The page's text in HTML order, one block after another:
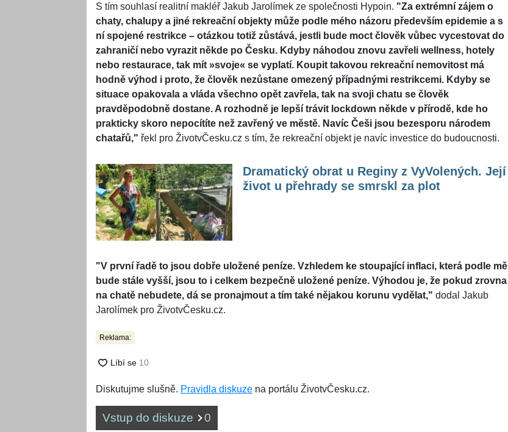
S tím souhlasí realitní makléř Jakub Jarolímek ze společnosti Hypoin. "Za extrémní zájem o
chaty, chalupy a jiné rekreační objekty může podle mého názoru především epidemie a s
ní spojené restrikce – otázkou totiž zůstává, jestli bude moct člověk vůbec vycestovat do
zahraničí nebo vyrazit někde po Česku. Kdyby náhodou znovu zavřeli wellness, hotely
nebo restaurace, tak mít »svoje« se vyplatí. Koupit takovou rekreační nemovitost má
hodně výhod i proto, že člověk nezůstane omezený případnými restrikcemi. Kdyby se
situace opakovala a vláda všechno opět zavřela, tak na svoji chatu se člověk
pravděpodobně dostane. A rozhodně je lepší trávit lockdown někde v přírodě, kde ho
prakticky skoro nepocítíte než zavřený ve městě. Navíc Češi jsou bezesporu národem
chatařů," řekl pro ŽivotvČesku.cz s tím, že rekreační objekt je navíc investice do budoucnosti.
Dramatický obrat u Reginy z VyVolených. Její
život u přehrady se smrskl za plot
"V první řadě to jsou dobře uložené peníze. Vzhledem ke stoupající inflaci, která podle mě
bude stále vyšší, jsou to i celkem bezpečně uložené peníze. Výhodou je, že pokud zrovna
na chatě nebudete, dá se pronajmout a tím také nějakou korunu vydělat," dodal Jakub
Jarolímek pro ŽivotvČesku.cz.
Reklama:
Diskutujme slušně. Pravidla diskuze na portálu ŽivotvČesku.cz.
Vstup do diskuze 0